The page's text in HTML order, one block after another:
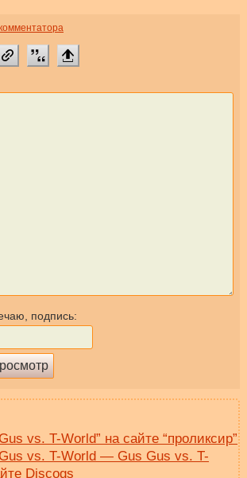
подпись:
vs. T-World” на сайте “проликсир”
vs. T-World — Gus Gus vs. T-
Discogs